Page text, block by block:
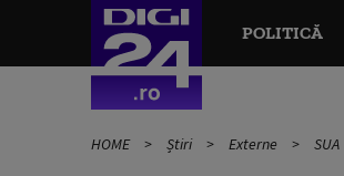
POLITICĂ
HOME Știri Externe SUA